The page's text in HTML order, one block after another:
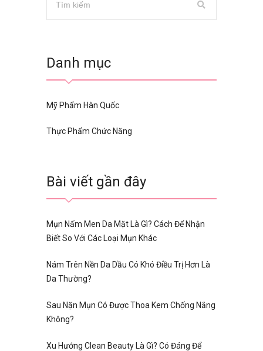
Danh mục
Mỹ Phẩm Hàn Quốc
Thực Phẩm Chức Năng
Bài viết gần đây
Mụn Nấm Men Da Mặt Là Gì? Cách Để Nhận
Biết So Với Các Loại Mụn Khác
Nám Trên Nền Da Dầu Có Khó Điều Trị Hơn Là
Da Thường?
Sau Nặn Mụn Có Được Thoa Kem Chống Nắng
Không?
Xu Hướng Clean Beauty Là Gì? Có Đáng Để